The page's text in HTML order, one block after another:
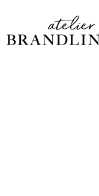
Brandlinger.com